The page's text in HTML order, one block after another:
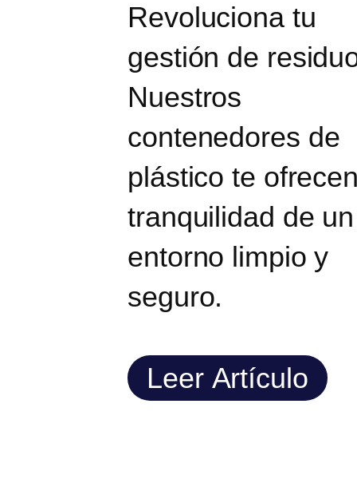
Revoluciona tu
gestión de
Nuestros
contenedores de
plástico te
tranquilidad de un
entorno limpio y
seguro.
Leer Artículo